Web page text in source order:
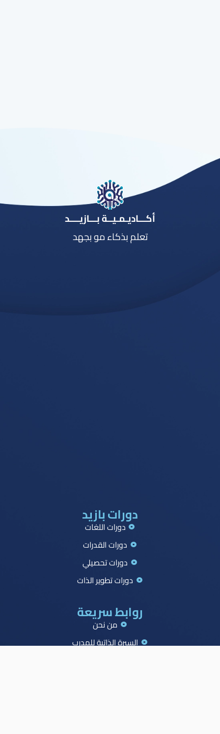
أكـــاديـمـيــة بـــازيــــد
تعلم بذكاء مو بجهد
دورات بازيد
دورات اللغات
دورات القدرات
دورات تحصيلي
دورات تطوير الذات
روابط سريعة
من نحن
السيرة الذاتية للمدرب